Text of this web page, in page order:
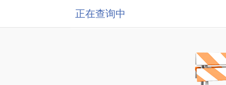
正在查询中